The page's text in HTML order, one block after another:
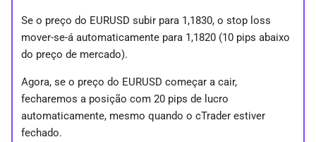
Se o preço do EURUSD subir para 1,1830, o stop loss
mover-se-á automaticamente para 1,1820 (10 pips abaixo
do preço de mercado).
Agora, se o preço do EURUSD começar a cair,
fecharemos a posição com 20 pips de lucro
automaticamente, mesmo quando o cTrader estiver
fechado.